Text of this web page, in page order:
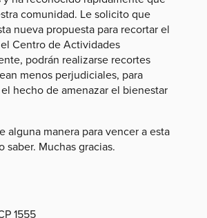
comunidad. Le solicito que
nueva propuesta para recortar el
Centro de Actividades
podrán realizarse recortes
menos perjudiciales, para
hecho de amenazar el bienestar
alguna manera para vencer a esta
saber. Muchas gracias.
1555